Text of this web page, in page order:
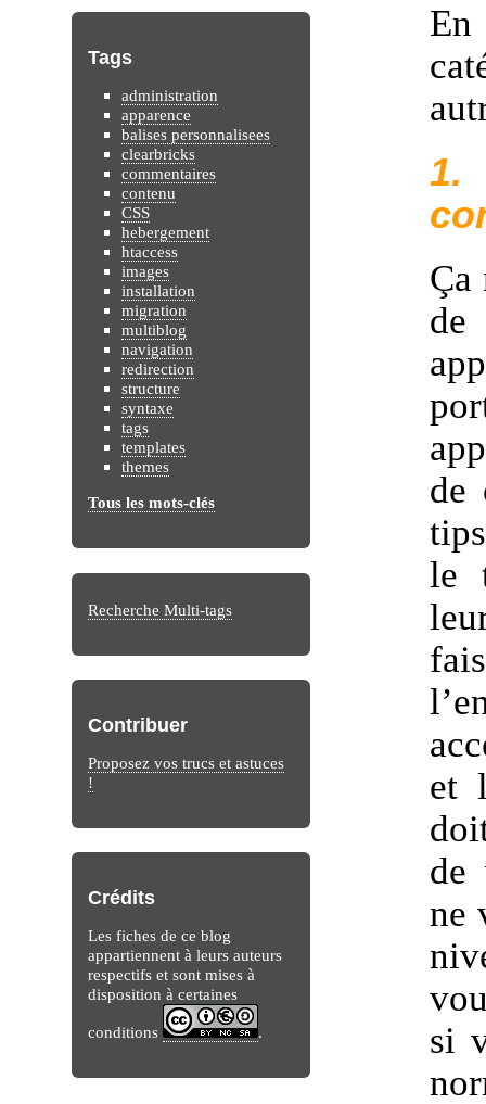
En
Ça
de
de
le
et
de
ne
si
Tags
administration
apparence
balises personnalisees
clearbricks
commentaires
contenu
CSS
hebergement
htaccess
images
installation
migration
multiblog
navigation
redirection
structure
syntaxe
tags
templates
themes
Tous les mots-clés
Recherche Multi-tags
Contribuer
Proposez vos trucs et astuces
!
Crédits
Les fiches de ce blog
appartiennent à leurs auteurs
respectifs et sont mises à
disposition à certaines
conditions .